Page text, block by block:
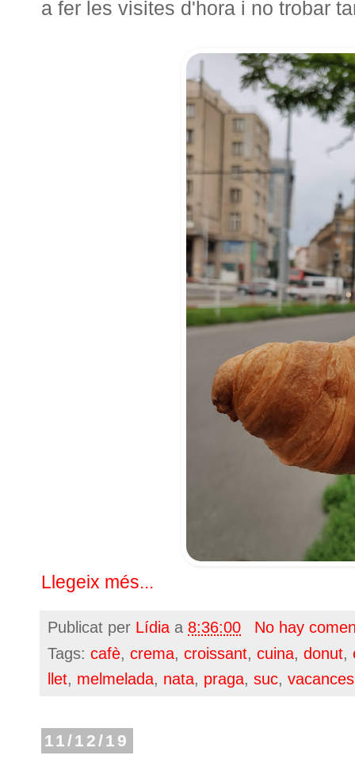
a fer les visites d'hora i no trobar
Llegeix més...
Publicat per Lídia a 8:36:00
No hay
Tags: cafè, crema, croissant, cuina, donut,
llet, melmelada, nata, praga, suc, vacances
11/12/19